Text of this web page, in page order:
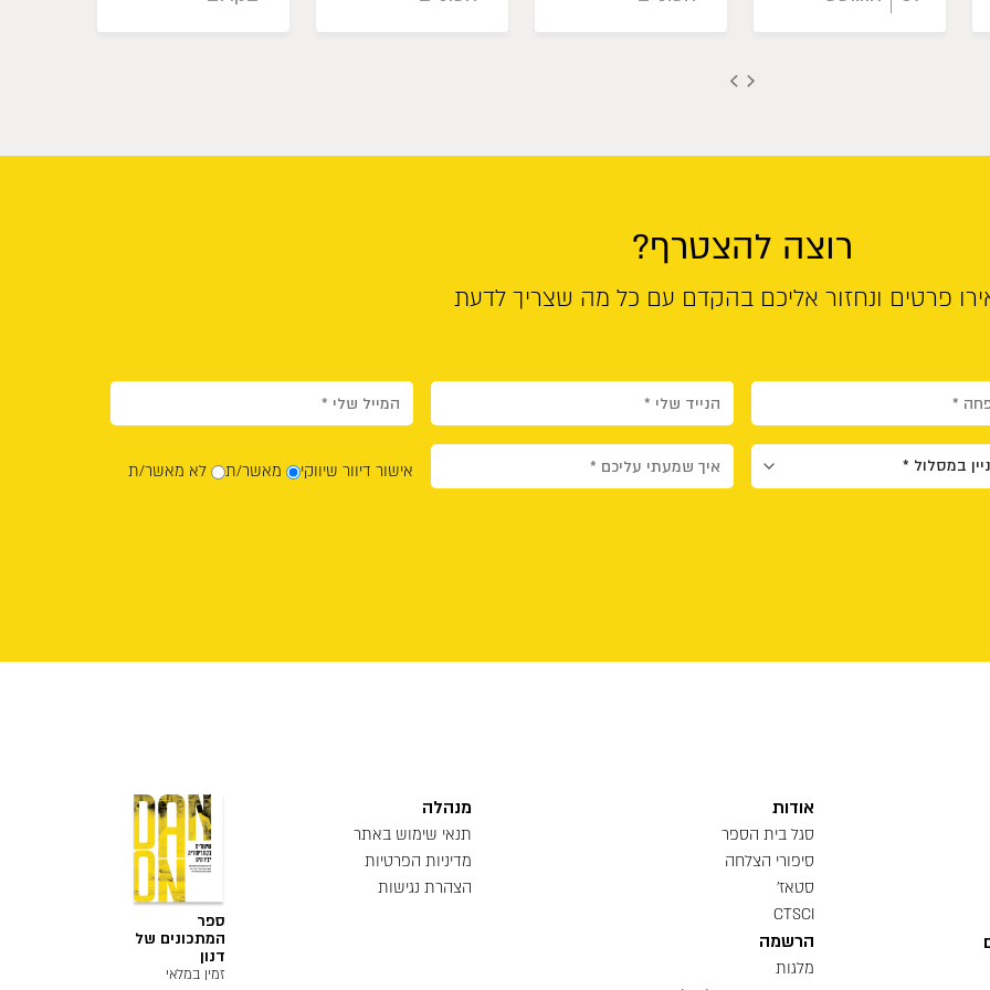
רוצה להצטרף?
פרטים ונחזור אליכם בהקדם עם כל מה שצריך לדעת
אישור דיוור שיווקי מאשר/ת לא מאשר/ת
אודות
סגל בית הספר
סיפורי הצלחה
סטאז'
CTSCI
הרשמה
מלגות
מנהלה
תנאי שימוש באתר
מדיניות הפרטיות
הצהרת נגישות
ספר
המתכונים של
דנון
זמין במלאי